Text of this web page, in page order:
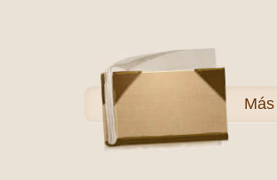
Más